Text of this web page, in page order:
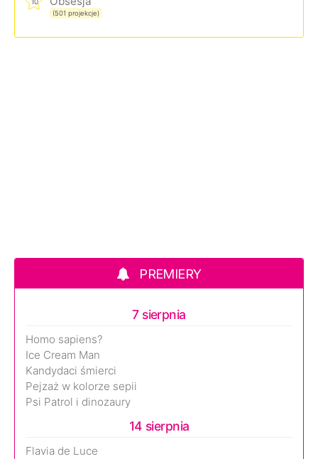
(501 projekcje)
PREMIERY
7 sierpnia
Homo sapiens?
Ice Cream Man
Kandydaci śmierci
Pejzaż w kolorze sepii
Psi Patrol i dinozaury
14 sierpnia
Flavia de Luce